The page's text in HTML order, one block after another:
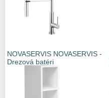
NOVASERVIS NOVASERVIS -
Drezová batéri